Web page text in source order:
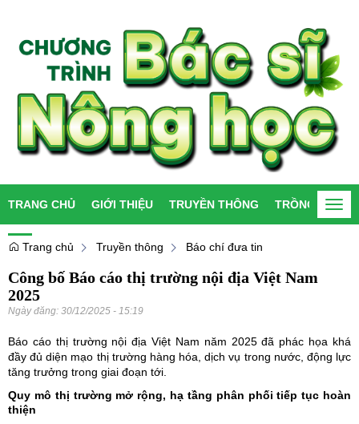
TRANG CHỦ GIỚI THIỆU TRUYỀN THÔNG TRỒNG TRỌT
Trang chủ Truyền thông Báo chí đưa tin
Công bố Báo cáo thị trường nội địa Việt Nam
2025
Ngày đăng: 30/12/2025 - 15:19
Báo cáo thị trường nội địa Việt Nam năm 2025 đã phác họa khá
đầy đủ diện mạo thị trường hàng hóa, dịch vụ trong nước, động lực
tăng trưởng trong giai đoạn tới.
Quy mô thị trường mở rộng, hạ tầng phân phối tiếp tục hoàn
thiện